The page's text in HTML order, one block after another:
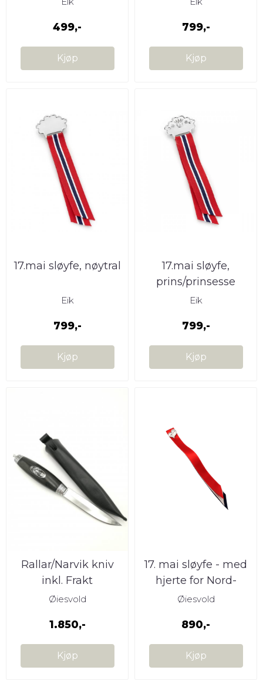
499,-
Kjøp
799,-
Kjøp
17.mai sløyfe, nøytral
Eik
799,-
Kjøp
17.mai sløyfe,
prins/prinsesse
Eik
799,-
Kjøp
Rallar/Narvik kniv
inkl. Frakt
Øiesvold
1.850,-
Kjøp
17. mai sløyfe - med
hjerte for Nord-
Norge
Øiesvold
890,-
Kjøp